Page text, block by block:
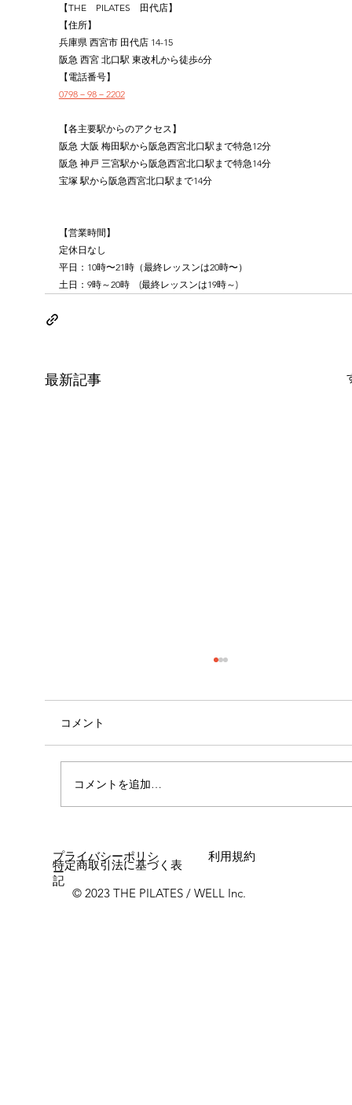
【THE　PILATES　田代店】
【住所】
兵庫県 西宮市 田代店 14-15
阪急 西宮 北口駅 東改札から徒歩6分
【電話番号】
0798－98－2202
【各主要駅からのアクセス】
阪急 大阪 梅田駅から阪急西宮北口駅まで特急12分
阪急 神戸 三宮駅から阪急西宮北口駅まで特急14分
宝塚 駅から阪急西宮北口駅まで14分
【営業時間】
定休日なし
平日：10時〜21時（最終レッスンは20時〜）
土日：9時～20時　(最終レッスンは19時～)
最新記事
外腿の張り感
コメント
コメントを追加…
© 2023 THE PILATES / WELL Inc.
プライバシーポリシ
ー
利用規約
特定商取引法に基づく表
記